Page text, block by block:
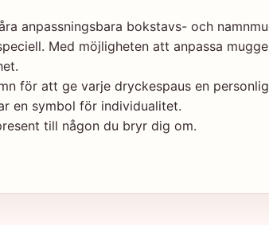
anpassningsbara bokstavs- och
Med möjligheten att anpassa
för att ge varje dryckespaus en
en symbol för individualitet.
till någon du bryr dig om.